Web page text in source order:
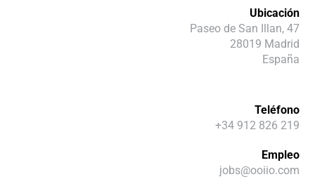
Ubicación
Paseo de San Illan, 47
28019 Madrid
España
Teléfono
+34 912 826 219
Empleo
jobs@ooiio.com